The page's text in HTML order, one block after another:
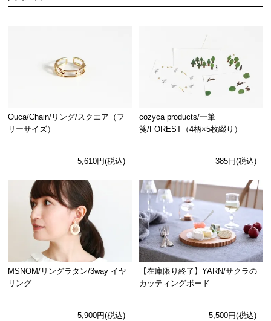
Ouca/Chain/リング/スクエア（フ
リーサイズ）
5,610円(税込)
cozyca products/一筆
箋/FOREST（4柄×5枚綴り）
385円(税込)
MSNOM/リングラタン/3way イヤ
リング
5,900円(税込)
【在庫限り終了】YARN/サクラの
カッティングボード
5,500円(税込)